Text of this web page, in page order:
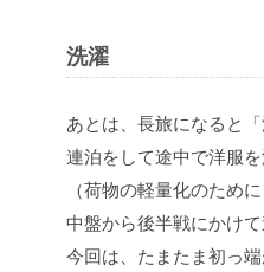
洗濯
あとは、長旅になると
連泊をして途中で洋服
（荷物の軽量化のために
中盤から後半戦にかけ
今回は、たまたま初っ